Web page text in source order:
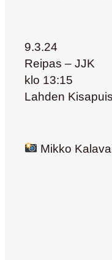
9.3.24
Reipas – JJK
klo 13:15
Lahden
Mikko